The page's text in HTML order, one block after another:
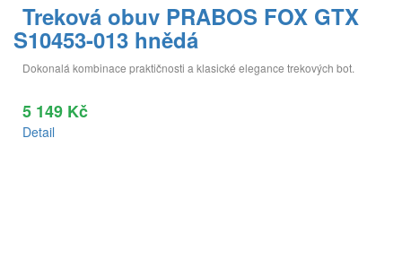
Treková obuv PRABOS FOX GTX
S10453-013 hnědá
Dokonalá kombinace praktičnosti a klasické elegance trekových bot.
5 149 Kč
Detail